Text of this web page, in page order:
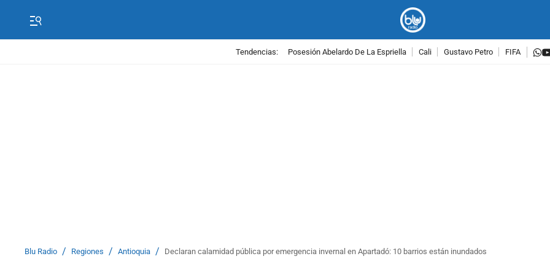
Tendencias: Posesión Abelardo De La Espriella Cali Gustavo Petro FIFA
Blu Radio / Regiones / Antioquia / Declaran calamidad pública por emergencia invernal en Apartadó: 10 barrios están inundados